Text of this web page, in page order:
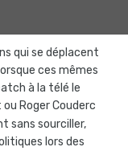
qui se déplacent
ces mêmes
à la télé le
Roger Couderc
sans sourciller,
lors des